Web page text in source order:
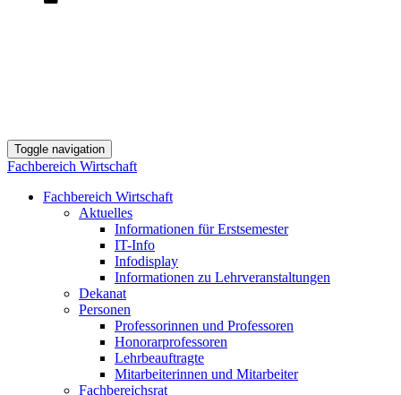
Toggle navigation
Fachbereich Wirtschaft
Fachbereich Wirtschaft
Aktuelles
Informationen für Erstsemester
IT-Info
Infodisplay
Informationen zu Lehrveranstaltungen
Dekanat
Personen
Professorinnen und Professoren
Honorarprofessoren
Lehrbeauftragte
Mitarbeiterinnen und Mitarbeiter
Fachbereichsrat